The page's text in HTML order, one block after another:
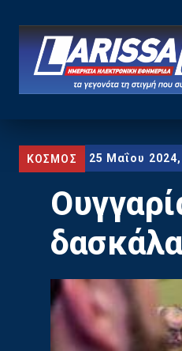
ΚΟΣΜΟΣ 25 Μαΐου